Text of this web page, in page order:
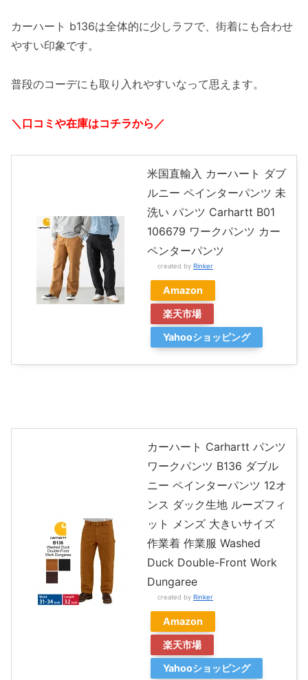
カーハート b136は全体的に少しラフで、街着にも合わせ
やすい印象です。
普段のコーデにも取り入れやすいなって思えます。
＼口コミや在庫はコチラから／
米国直輸入 カーハート ダブ
ルニー ペインターパンツ 未
洗い パンツ Carhartt B01
106679 ワークパンツ カー
ペンターパンツ
created by Rinker
Amazon
楽天市場
Yahooショッピング
カーハート Carhartt パンツ
ワークパンツ B136 ダブル
ニー ペインターパンツ 12オ
ンス ダック生地 ルーズフィ
ット メンズ 大きいサイズ
作業着 作業服 Washed
Duck Double-Front Work
Dungaree
created by Rinker
Amazon
楽天市場
Yahooショッピング